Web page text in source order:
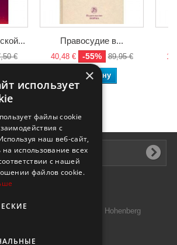
€
Правосудие в...
40,48 € -55% 89,95 €
В корзину
Str. 13 95691 Hohenberg
×
использует
файлы cookie
с
наш веб-сайт,
использование всех
с нашей
файлов cookie.